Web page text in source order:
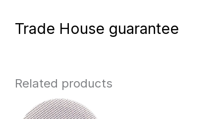
Trade House guarantee
Related products